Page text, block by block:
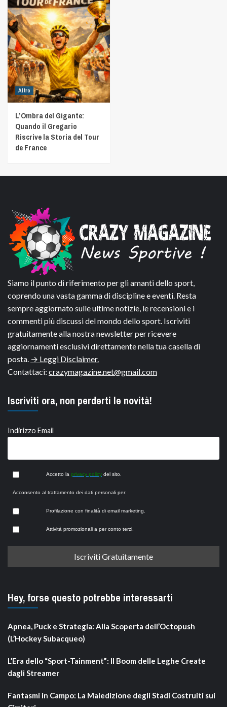
Altro
L’Ombra del Gigante:
Quando il Gregario
Riscrive la Storia del Tour
de France
Siamo il punto di riferimento per gli amanti dello sport,
coprendo una vasta gamma di discipline e eventi. Resta
sempre aggiornato sulle ultime notizie, le recensioni e i
commenti più discussi del mondo dello sport. Iscriviti
gratuitamente alla nostra newsletter per ricevere
aggiornamenti esclusivi direttamente nella tua casella di
posta. → Leggi Disclaimer.
Contattaci: crazymagazine.net@gmail.com
Iscriviti ora, non perderti le novità!
Indirizzo Email
Accetto la privacy policy del sito.
Acconsento al trattamento dei dati personali per:
Profilazione con finalità di email marketing.
Attività promozionali a per conto terzi.
Hey, forse questo potrebbe interessarti
Apnea, Puck e Strategia: Alla Scoperta dell’Octopush
(L’Hockey Subacqueo)
L’Era dello “Sport-Tainment”: Il Boom delle Leghe Create
dagli Streamer
Fantasmi in Campo: La Maledizione degli Stadi Costruiti sui